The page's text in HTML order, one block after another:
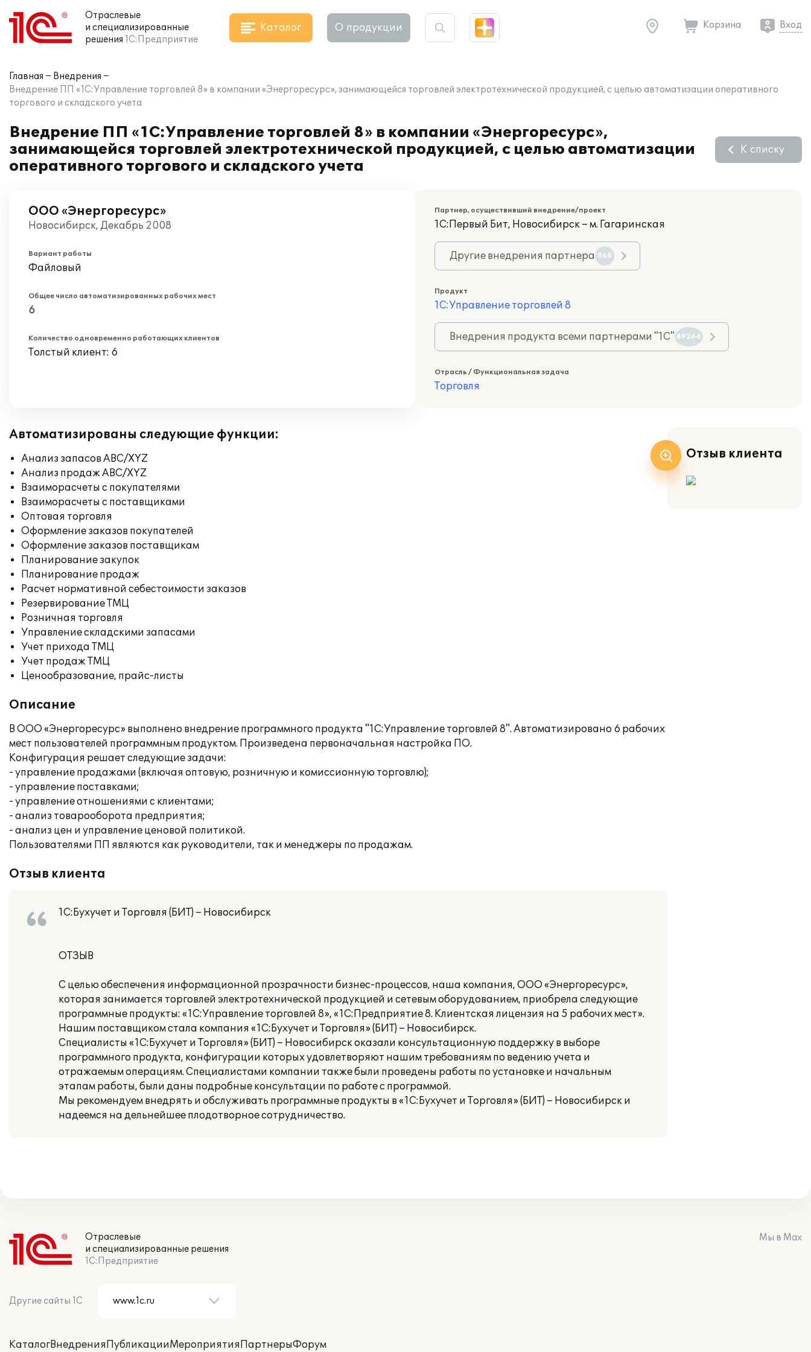
Отраслевые
и специализированные
решения 1С:Предприятие
Каталог О продукции Корзина Вход
Главная
Внедрения
Внедрение ПП «1С:Управление торговлей 8» в компании «Энергоресурс», занимающейся торговлей электротехнической продукцией, с целью автоматизации оперативного
торгового и складского учета
Внедрение ПП «1С:Управление торговлей 8» в компании «Энергоресурс»,
занимающейся торговлей электротехнической продукцией, с целью автоматизации
оперативного торгового и складского учета
К списку
ООО «Энергоресурс»
Новосибирск, Декабрь 2008
Вариант работы
Файловый
Общее число автоматизированных рабочих мест
6
Количество одновременно работающих клиентов
Толстый клиент: 6
Партнер, осуществивший внедрение/проект
1С:Первый Бит, Новосибирск – м. Гагаринская
Другие внедрения партнера 568
Продукт
1С:Управление торговлей 8
Внедрения продукта всеми партнерами "1С" 89264
Отрасль / Функциональная задача
Торговля
Автоматизированы следующие функции:
Анализ запасов ABC/XYZ
Анализ продаж ABC/XYZ
Взаиморасчеты с покупателями
Взаиморасчеты с поставщиками
Оптовая торговля
Оформление заказов покупателей
Оформление заказов поставщикам
Планирование закупок
Планирование продаж
Расчет нормативной себестоимости заказов
Резервирование ТМЦ
Розничная торговля
Управление складскими запасами
Учет прихода ТМЦ
Учет продаж ТМЦ
Ценообразование, прайс-листы
Описание
В ООО «Энергоресурс» выполнено внедрение программного продукта "1С:Управление торговлей 8". Автоматизировано 6 рабочих
мест пользователей программным продуктом. Произведена первоначальная настройка ПО.
Конфигурация решает следующие задачи:
- управление продажами (включая оптовую, розничную и комиссионную торговлю);
- управление поставками;
- управление отношениями с клиентами;
- анализ товарооборота предприятия;
- анализ цен и управление ценовой политикой.
Пользователями ПП являются как руководители, так и менеджеры по продажам.
Отзыв клиента
1С:Бухучет и Торговля (БИТ) – Новосибирск
ОТЗЫВ
С целью обеспечения информационной прозрачности бизнес-процессов, наша компания, ООО «Энергоресурс»,
которая занимается торговлей электротехнической продукцией и сетевым оборудованием, приобрела следующие
программные продукты: «1С:Управление торговлей 8», «1С:Предприятие 8. Клиентская лицензия на 5 рабочих мест».
Нашим поставщиком стала компания «1С:Бухучет и Торговля» (БИТ) – Новосибирск.
Специалисты «1С:Бухучет и Торговля» (БИТ) – Новосибирск оказали консультационную поддержку в выборе
программного продукта, конфигурации которых удовлетворяют нашим требованиям по ведению учета и
отражаемым операциям. Специалистами компании также были проведены работы по установке и начальным
этапам работы, были даны подробные консультации по работе с программой.
Мы рекомендуем внедрять и обслуживать программные продукты в «1С:Бухучет и Торговля» (БИТ) – Новосибирск и
надеемся на дельнейшее плодотворное сотрудничество.
Отзыв клиента
Отраслевые
и специализированные решения
1С:Предприятие
Другие сайты 1С
КаталогВнедренияПубликацииМероприятияПартнерыФорум
Мы в Max